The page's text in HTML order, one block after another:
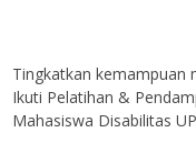
Tingkatkan kemampuan
Ikuti Pelatihan &
Mahasiswa Disabilitas